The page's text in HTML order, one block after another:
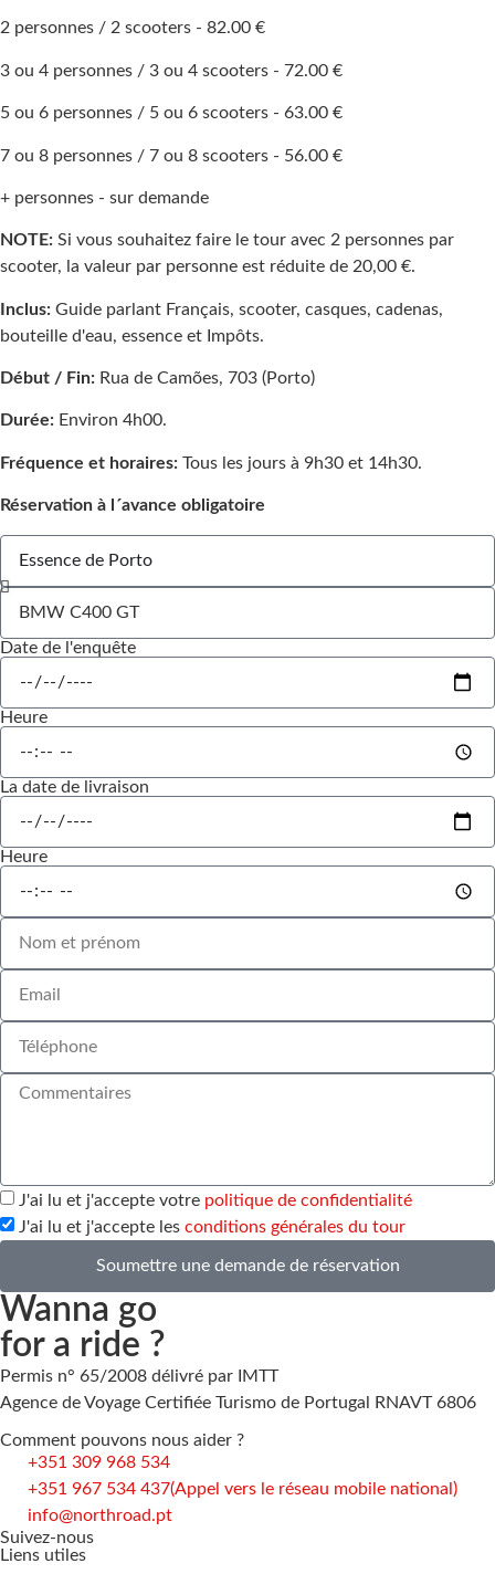
2 personnes / 2 scooters - 82.00 €
3 ou 4 personnes / 3 ou 4 scooters - 72.00 €
5 ou 6 personnes / 5 ou 6 scooters - 63.00 €
7 ou 8 personnes / 7 ou 8 scooters - 56.00 €
+ personnes - sur demande
NOTE: Si vous souhaitez faire le tour avec 2 personnes par
scooter, la valeur par personne est réduite de 20,00 €.
Inclus: Guide parlant Français, scooter, casques, cadenas,
bouteille d'eau, essence et Impôts.
Début / Fin: Rua de Camões, 703 (Porto)
Durée: Environ 4h00.
Fréquence et horaires: Tous les jours à 9h30 et 14h30.
Réservation à l´avance obligatoire
Date de l'enquête
Heure
La date de livraison
Heure
J'ai lu et j'accepte votre politique de confidentialité
J'ai lu et j'accepte les conditions générales du tour
Soumettre une demande de réservation
Wanna go
for a ride ?
Permis n° 65/2008 délivré par IMTT
Agence de Voyage Certifiée Turismo de Portugal RNAVT 6806
Comment pouvons nous aider ?
+351 309 968 534
+351 967 534 437(Appel vers le réseau mobile national)
info@northroad.pt
Suivez-nous
Liens utiles